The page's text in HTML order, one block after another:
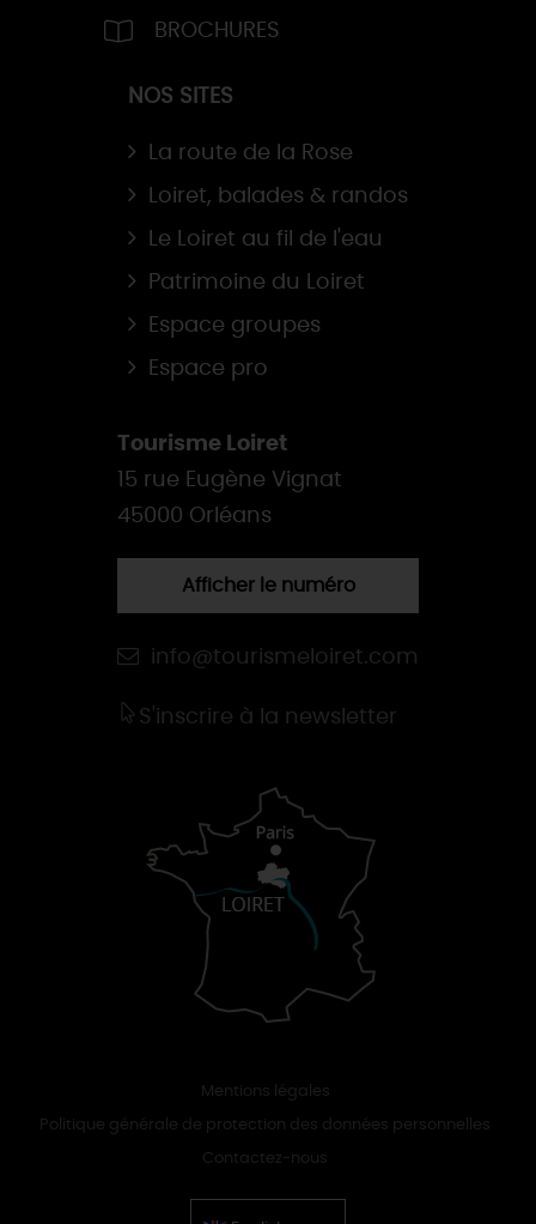
BROCHURES
NOS SITES
La route de la Rose
Loiret, balades & randos
Le Loiret au fil de l'eau
Patrimoine du Loiret
Espace groupes
Espace pro
Tourisme Loiret
15 rue Eugène Vignat
45000 Orléans
Afficher le numéro
info@tourismeloiret.com
S'inscrire à la newsletter
Mentions légales
Politique générale de protection des données personnelles
Contactez-nous